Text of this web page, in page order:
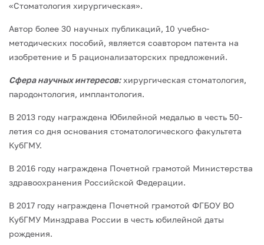
«Стоматология хирургическая».
Автор более 30 научных публикаций, 10 учебно-
методических пособий, является соавтором патента на
изобретение и 5 рационализаторских предложений.
Сфера научных интересов:хирургическая стоматология,
пародонтология, имплантология.
В 2013 году награждена Юбилейной медалью в честь 50-
летия со дня основания стоматологического факультета
КубГМУ.
В 2016 году награждена Почетной грамотой Министерства
здравоохранения Российской Федерации.
В 2017 году награждена Почетной грамотой ФГБОУ ВО
КубГМУ Минздрава России в честь юбилейной даты
рождения.